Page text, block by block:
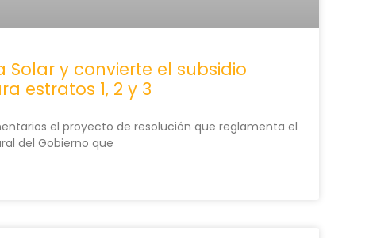
y convierte el subsidio
estratos 1, 2 y 3
el proyecto de resolución que reglamenta el
del Gobierno que